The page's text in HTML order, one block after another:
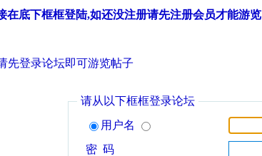
在底下框框登陆,如还没注册请先注册会员才能游览
先登录论坛即可游览帖子
请从以下框框登录论坛
用户名
密 码